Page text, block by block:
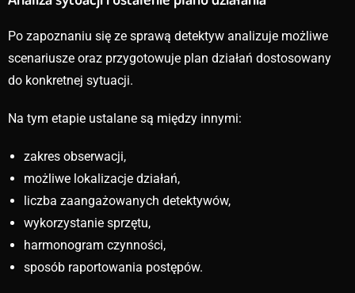
Po zapoznaniu się ze sprawą detektyw analizuje możliwe
scenariusze oraz przygotowuje plan działań dostosowany
do konkretnej sytuacji.
Na tym etapie ustalane są między innymi:
zakres obserwacji,
możliwe lokalizacje działań,
liczba zaangażowanych detektywów,
wykorzystanie sprzętu,
harmonogram czynności,
sposób raportowania postępów.